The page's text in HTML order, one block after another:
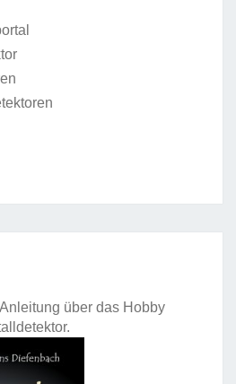
über das Hobby